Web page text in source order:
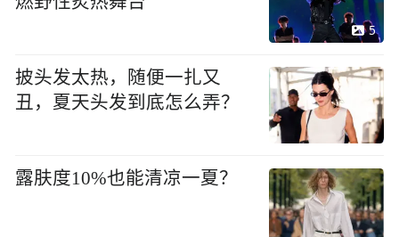
5
披头发太热，随便一扎又
丑，夏天头发到底怎么弄？
露肤度10%也能清凉一夏？